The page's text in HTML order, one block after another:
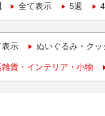
全て表示 5週
表示 ぬいぐるみ・クッ
貨・インテリア・小物